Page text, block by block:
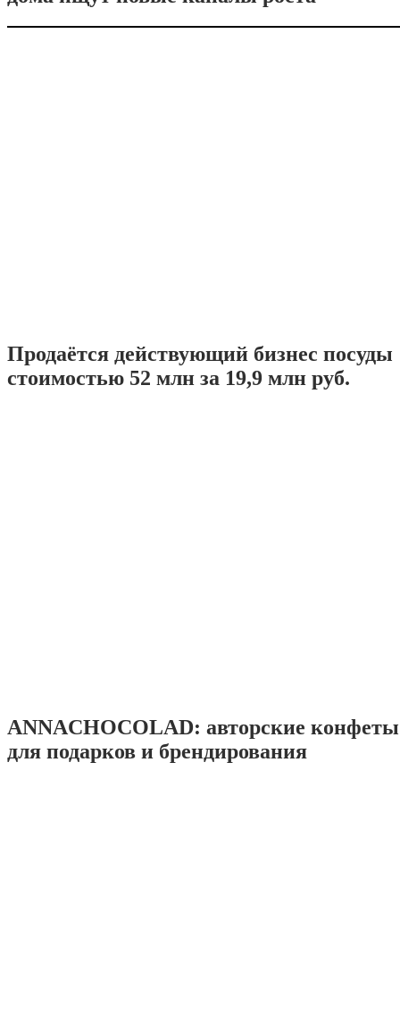
Продаётся действующий бизнес посуды
стоимостью 52 млн за 19,9 млн руб.
ANNACHOCOLAD: авторские
для подарков и брендирования